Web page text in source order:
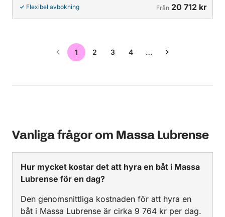
Flexibel avbokning Från 20 712 kr
1 2 3 4 …
Vanliga frågor om Massa Lubrense
Hur mycket kostar det att hyra en båt i Massa
Lubrense för en dag?
Den genomsnittliga kostnaden för att hyra en
båt i Massa Lubrense är cirka 9 764 kr per dag.